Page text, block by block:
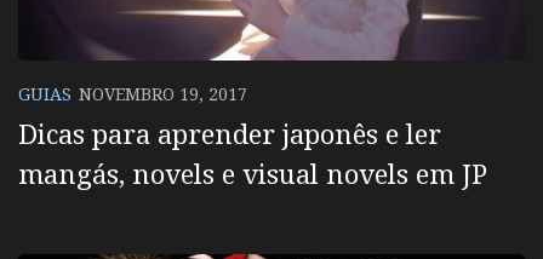
GUIAS NOVEMBRO 19, 2017
Dicas para aprender japonês e ler
mangás, novels e visual novels em JP